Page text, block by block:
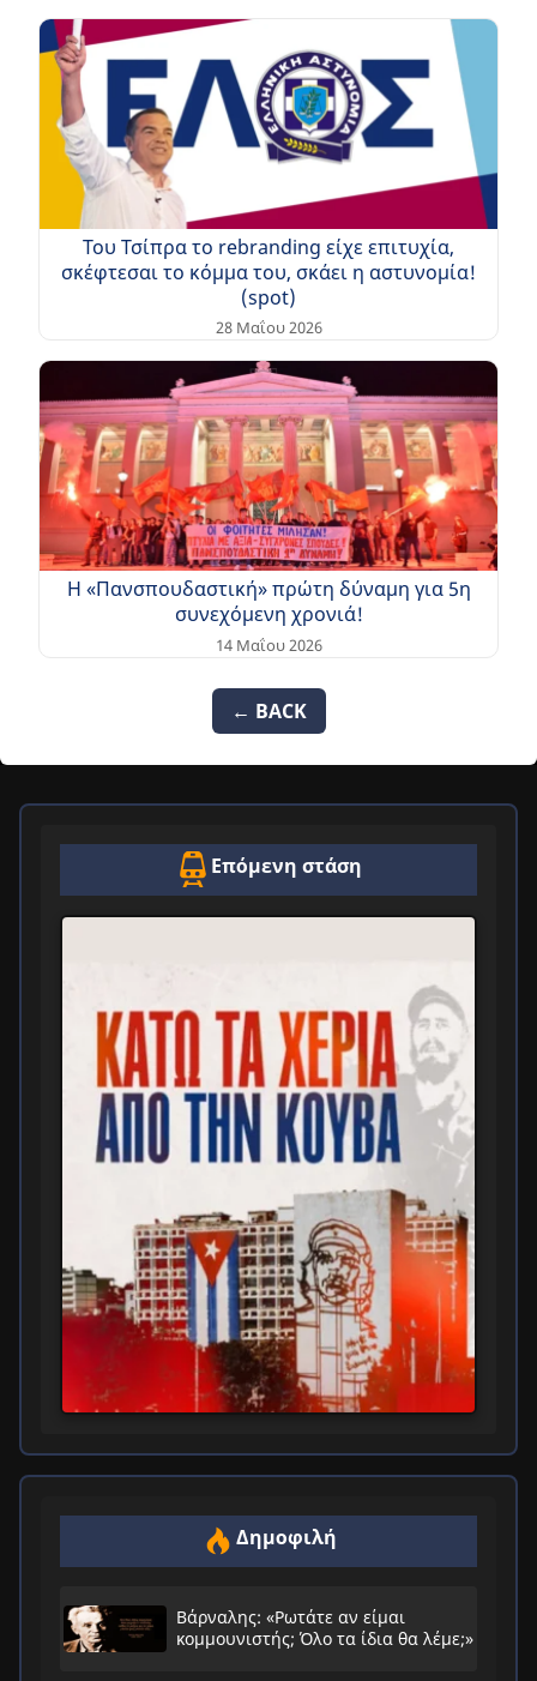
Του Τσίπρα το rebranding είχε επιτυχία,
σκέφτεσαι το κόμμα του, σκάει η αστυνομία!
(spot)
28 Μαΐου 2026
Η «Πανσπουδαστική» πρώτη δύναμη για 5η
συνεχόμενη χρονιά!
14 Μαΐου 2026
← BACK
Επόμενη στάση
Δημοφιλή
Βάρναλης: «Ρωτάτε αν είμαι
κομμουνιστής; Όλο τα ίδια θα λέμε;»